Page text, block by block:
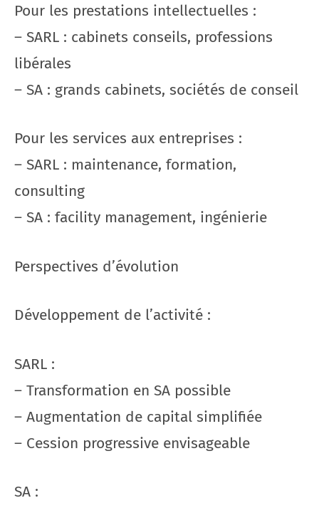
Pour les prestations intellectuelles :
– SARL : cabinets conseils, professions
libérales
– SA : grands cabinets, sociétés de conseil
Pour les services aux entreprises :
– SARL : maintenance, formation,
consulting
– SA : facility management, ingénierie
Perspectives d’évolution
Développement de l’activité :
SARL :
– Transformation en SA possible
– Augmentation de capital simplifiée
– Cession progressive envisageable
SA :